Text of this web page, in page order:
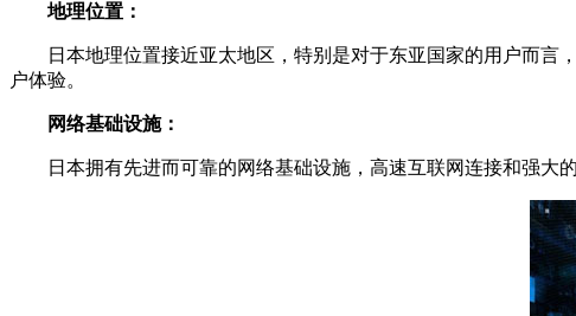
地理位置：
日本地理位置接近亚太地区，特别是对于东亚国家的用户而言，
户体验。
网络基础设施：
日本拥有先进而可靠的网络基础设施，高速互联网连接和强大的